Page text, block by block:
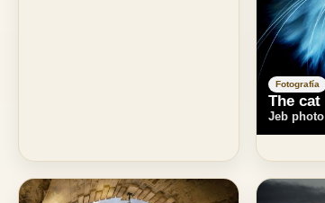
Fotografía
The cat
Jeb photo